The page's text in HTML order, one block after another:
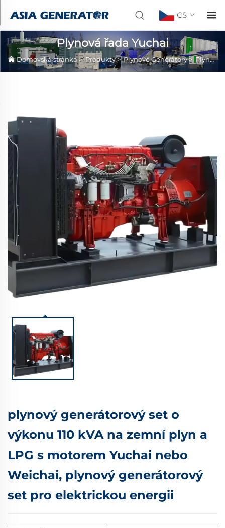
CS
Plynová řada Yuchai
Domovská stránka>Produkty>Plynové Generátory> Plynová řada Yuchai
plynový generátorový set o
výkonu 110 kVA na zemní plyn a
LPG s motorem Yuchai nebo
Weichai, plynový generátorový
set pro elektrickou energii